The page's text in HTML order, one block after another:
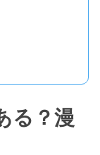
る？漫